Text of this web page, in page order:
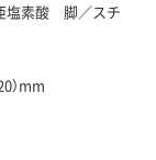
塩素酸 脚／スチ
）mm